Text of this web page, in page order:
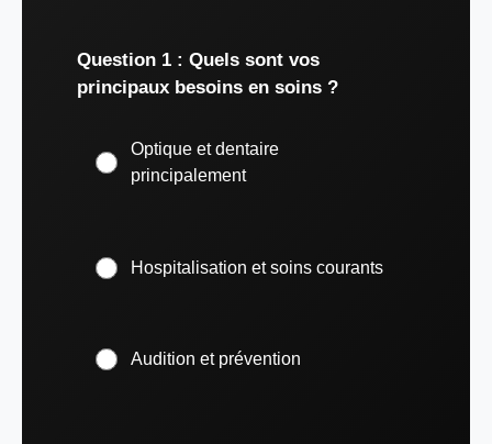
Question 1 : Quels sont vos
principaux besoins en soins ?
Optique et dentaire
principalement
Hospitalisation et soins courants
Audition et prévention